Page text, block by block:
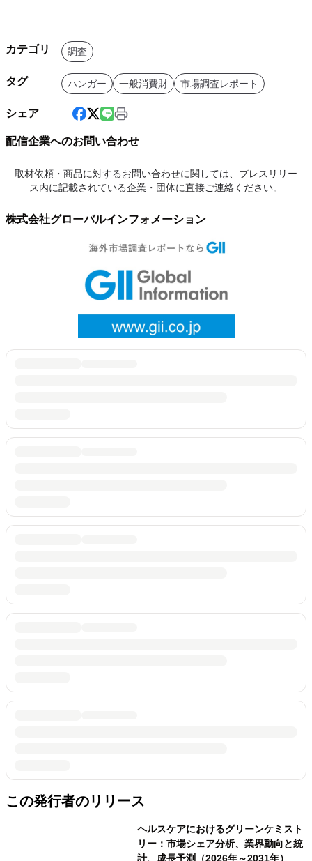
カテゴリ 調査
タグ ハンガー 一般消費財 市場調査レポート
シェア
配信企業へのお問い合わせ
取材依頼・商品に対するお問い合わせに関しては、プレスリリー
ス内に記載されている企業・団体に直接ご連絡ください。
株式会社グローバルインフォメーション
この発行者のリリース
ヘルスケアにおけるグリーンケミスト
リー：市場シェア分析、業界動向と統
計、成長予測（2026年～2031年）